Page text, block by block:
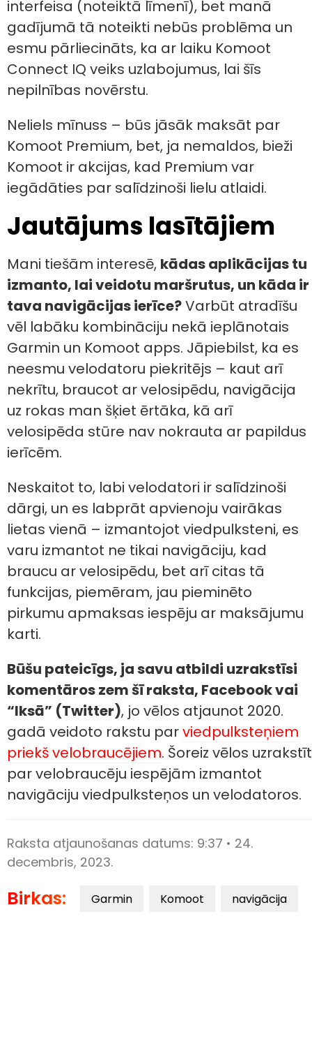
interfeisa (noteiktā līmenī), bet manā
gadījumā tā noteikti nebūs problēma un
esmu pārliecināts, ka ar laiku Komoot
Connect IQ veiks uzlabojumus, lai šīs
nepilnības novērstu.
Neliels mīnuss – būs jāsāk maksāt par
Komoot Premium, bet, ja nemaldos, bieži
Komoot ir akcijas, kad Premium var
iegādāties par salīdzinoši lielu atlaidi.
Jautājums lasītājiem
Mani tiešām interesē, kādas aplikācijas tu
izmanto, lai veidotu maršrutus, un kāda ir
tava navigācijas ierīce?Varbūt atradīšu
vēl labāku kombināciju nekā ieplānotais
Garmin un Komoot apps. Jāpiebilst, ka es
neesmu velodatoru piekritējs – kaut arī
nekrītu, braucot ar velosipēdu, navigācija
uz rokas man šķiet ērtāka, kā arī
velosipēda stūre nav nokrauta ar papildus
ierīcēm.
Neskaitot to, labi velodatori ir salīdzinoši
dārgi, un es labprāt apvienoju vairākas
lietas vienā – izmantojot viedpulksteni, es
varu izmantot ne tikai navigāciju, kad
braucu ar velosipēdu, bet arī citas tā
funkcijas, piemēram, jau pieminēto
pirkumu apmaksas iespēju ar maksājumu
karti.
Būšu pateicīgs, ja savu atbildi uzrakstīsi
komentāros zem šī raksta, Facebook vai
“Iksā” (Twitter), jo vēlos atjaunot 2020.
gadā veidoto rakstu parviedpulksteņiem
priekš velobraucējiem. Šoreiz vēlos uzrakstīt
par velobraucēju iespējām izmantot
navigāciju viedpulksteņos un velodatoros.
Raksta atjaunošanas datums: 9:37 • 24.
decembris, 2023.
Birkas: Garmin Komoot navigācija